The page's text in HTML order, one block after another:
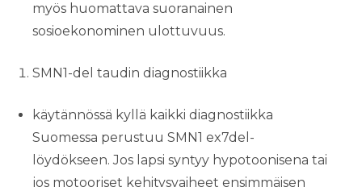
myös huomattava suoranainen
sosioekonominen ulottuvuus.
SMN1-del taudin diagnostiikka
käytännössä kyllä kaikki diagnostiikka
Suomessa perustuu SMN1 ex7del-
löydökseen. Jos lapsi syntyy hypotoonisena tai
jos motooriset kehitysvaiheet ensimmäisen